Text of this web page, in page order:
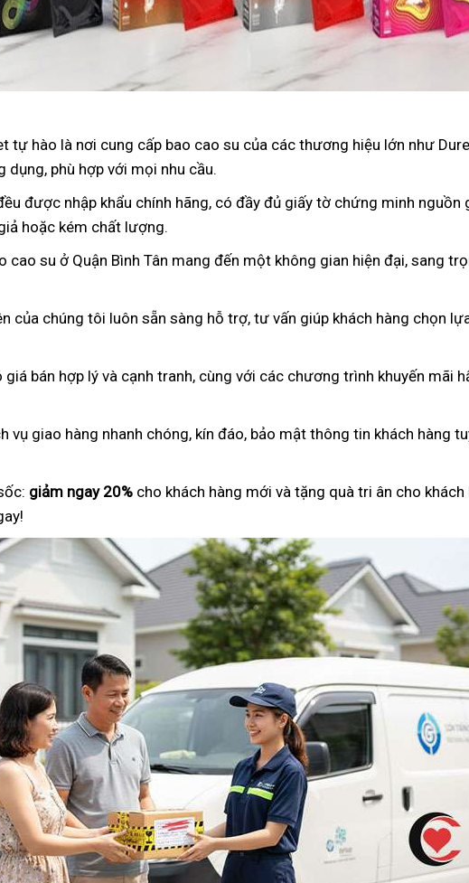
tự hào là nơi cung cấp bao cao su của các thương hiệu lớn như
phù hợp với mọi nhu cầu.
được nhập khẩu chính hãng, có đầy đủ giấy tờ chứng minh nguồn
hoặc kém chất lượng.
cao su ở Quận Bình Tân mang đến một không gian hiện đại, sang
của chúng tôi luôn sẵn sàng hỗ trợ, tư vấn giúp khách hàng chọn
bán hợp lý và cạnh tranh, cùng với các chương trình khuyến mãi
vụ giao hàng nhanh chóng, kín đáo, bảo mật thông tin khách hàng
giảm ngay 20% cho khách hàng mới và tặng quà tri ân cho